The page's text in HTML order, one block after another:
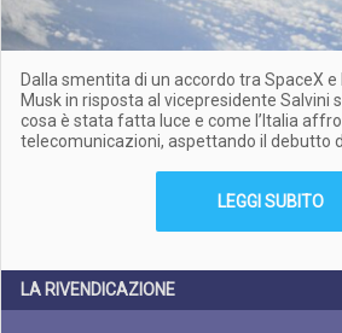
Dalla smentita di un accordo tra SpaceX e
Musk in risposta al vicepresidente Salvini
cosa è stata fatta luce e come l’Italia
telecomunicazioni, aspettando il debutto
LEGGI SUBITO
LA RIVENDICAZIONE